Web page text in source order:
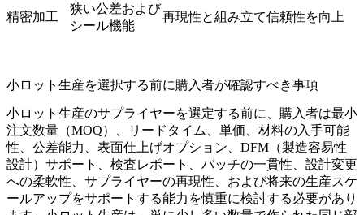
精密加工
狭い公差および
シール機能
再現性と組み立て信頼性を向上
小ロット生産を選択する前に購入者が確認すべき事項
小ロット生産のサプライヤーを選定する前に、購入者は最小
注文数量（MOQ）、リードタイム、単価、材料の入手可能
性、公差能力、表面仕上げオプション、DFM（製造容易性
設計）サポート、検査レポート、バッチの一貫性、設計変更
への柔軟性、サプライヤーの再現性、および将来の生産スケ
ールアップをサポートする能力を慎重に検討する必要があり